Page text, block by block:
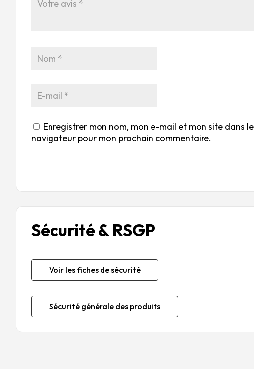
Enregistrer mon nom, mon e-mail et mon site dans le
navigateur pour mon prochain commentaire.
Sécurité & RSGP
Voir les fiches de sécurité
Sécurité générale des produits